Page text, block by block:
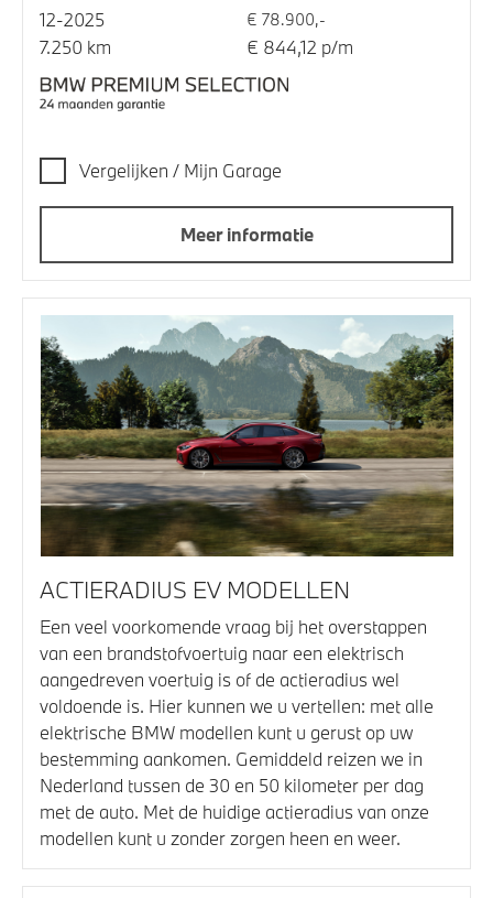
12-2025 € 78.900,-
7.250 km € 844,12 p/m
Vergelijken / Mijn Garage
Meer informatie
ACTIERADIUS EV MODELLEN
Een veel voorkomende vraag bij het overstappen
van een brandstofvoertuig naar een elektrisch
aangedreven voertuig is of de actieradius wel
voldoende is. Hier kunnen we u vertellen: met alle
elektrische BMW modellen kunt u gerust op uw
bestemming aankomen. Gemiddeld reizen we in
Nederland tussen de 30 en 50 kilometer per dag
met de auto. Met de huidige actieradius van onze
modellen kunt u zonder zorgen heen en weer.